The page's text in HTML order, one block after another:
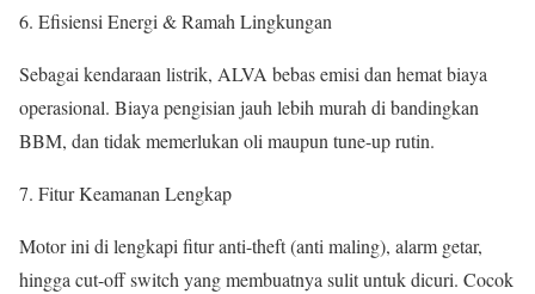
Efisiensi Energi & Ramah Lingkungan
Sebagai kendaraan listrik, ALVA bebas emisi dan hemat biaya
operasional. Biaya pengisian jauh lebih murah di bandingkan
BBM, dan tidak memerlukan oli maupun tune-up rutin.
Fitur Keamanan Lengkap
Motor ini di lengkapi fitur anti-theft (anti maling), alarm getar,
hingga cut-off switch yang membuatnya sulit untuk dicuri. Cocok